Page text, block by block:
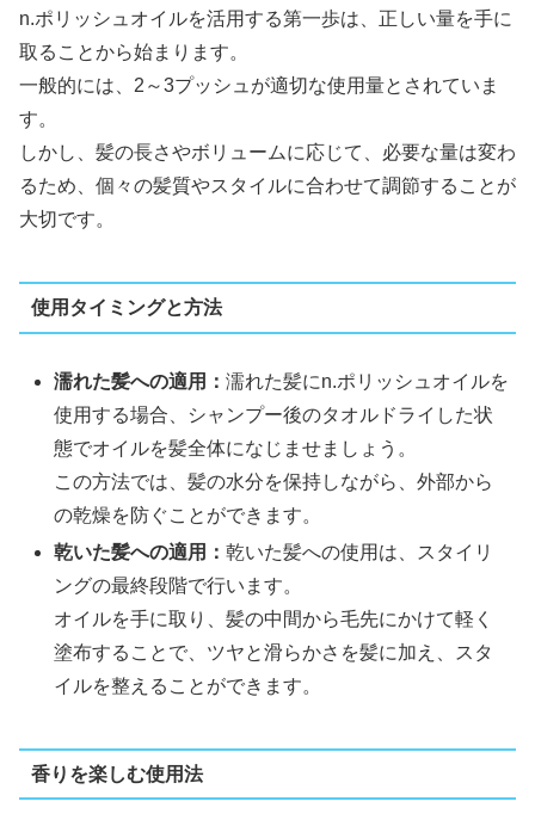
n.ポリッシュオイルを活用する第一歩は、正しい量を手に
取ることから始まります。
一般的には、2～3プッシュが適切な使用量とされていま
す。
しかし、髪の長さやボリュームに応じて、必要な量は変わ
るため、個々の髪質やスタイルに合わせて調節することが
大切です。
使用タイミングと方法
濡れた髪への適用：濡れた髪にn.ポリッシュオイルを
使用する場合、シャンプー後のタオルドライした状
態でオイルを髪全体になじませましょう。
この方法では、髪の水分を保持しながら、外部から
の乾燥を防ぐことができます。
乾いた髪への適用：乾いた髪への使用は、スタイリ
ングの最終段階で行います。
オイルを手に取り、髪の中間から毛先にかけて軽く
塗布することで、ツヤと滑らかさを髪に加え、スタ
イルを整えることができます。
香りを楽しむ使用法